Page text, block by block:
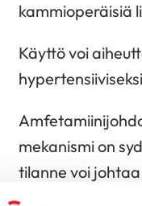
kammioperäisiä
Käyttö voi
mekanismi on
tilanne voi